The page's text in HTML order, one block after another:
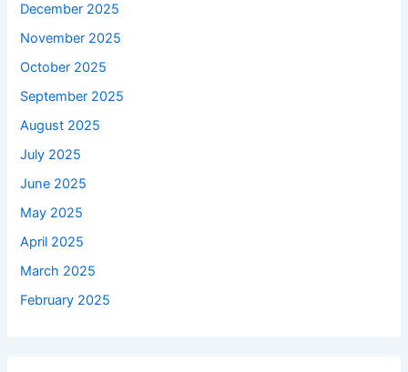
December 2025
November 2025
October 2025
September 2025
August 2025
July 2025
June 2025
May 2025
April 2025
March 2025
February 2025